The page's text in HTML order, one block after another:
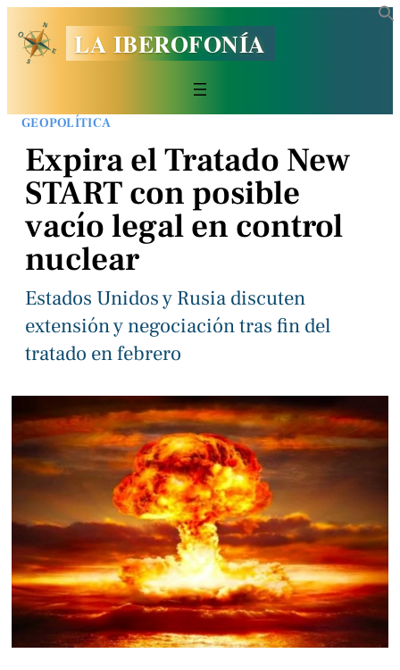
LA IBEROFONÍA
GEOPOLÍTICA
Expira el Tratado New
START con posible
vacío legal en control
nuclear
Estados Unidos y Rusia discuten
extensión y negociación tras fin del
tratado en febrero